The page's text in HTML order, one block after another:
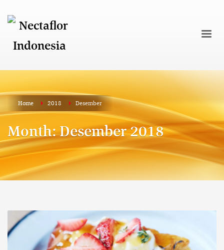
Home 2018 Desember
Month: Desember 2018